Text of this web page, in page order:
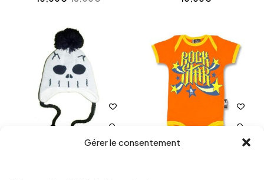
Gérer le consentement